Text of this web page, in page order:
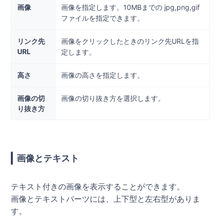
画像
画像を指定します。10MBまでの jpg,png,gif
ファイルを指定できます。
リンク先
URL
画像をクリックしたときのリンク先URLを指
定します。
高さ 画像の高さを指定します。
画像の切
り抜き方
画像の切り抜き方を選択します。
画像とテキスト
テキスト付きの画像を表示することができます。
画像とテキストパーツには、上下型と左右型がありま
す。